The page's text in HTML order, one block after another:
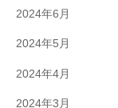
2024年6月
2024年5月
2024年4月
2024年3月